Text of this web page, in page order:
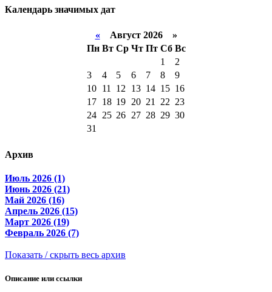
Календарь значимых дат
«Август 2026 »
Пн Вт Ср Чт Пт Сб Вс
1
2
3
4 5 6 7 8
9
10
11 12 13 14 15 16
17
18 19 20 21 22 23
24 25 26 27 28 29 30
31
Архив
Июль 2026 (1)
Июнь 2026 (21)
Май 2026 (16)
Апрель 2026 (15)
Март 2026 (19)
Февраль 2026 (7)
Показать / скрыть весь архив
Описание или ссылки